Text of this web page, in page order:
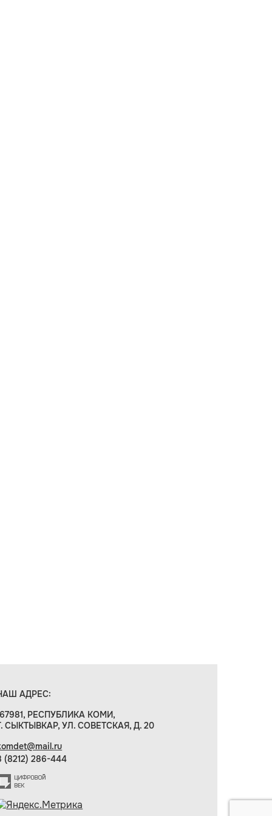
АДРЕС:
РЕСПУБЛИКА КОМИ,
СЫКТЫВКАР, УЛ. СОВЕТСКАЯ, Д. 20
(8212) 286-444